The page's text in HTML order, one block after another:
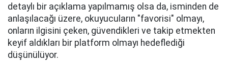
detaylı bir açıklama yapılmamış olsa da, isminden de
anlaşılacağı üzere, okuyucuların "favorisi" olmayı,
onların ilgisini çeken, güvendikleri ve takip etmekten
keyif aldıkları bir platform olmayı hedeflediği
düşünülüyor.